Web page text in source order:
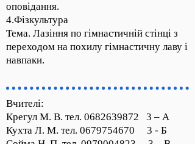
оповідання.
4.Фізкультура
Тема. Лазіння по гімнастичній стінці з
переходом на похилу гімнастичну лаву і
навпаки.
Вчителі:
Крегул М. В. тел. 0682639872 3 – А
Кухта Л. М. тел. 0679754670 3 - Б